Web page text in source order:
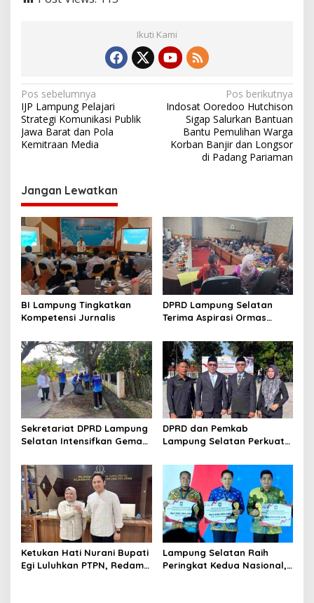
Ikuti Kami
N
a
v
a
s
i
p
o
s
Pos sebelumnya
IJP Lampung Pelajari
Strategi Komunikasi Publik
Jawa Barat dan Pola
Kemitraan Media
Pos berikutnya
Indosat Ooredoo Hutchison
Sigap Salurkan Bantuan
Bantu Pemulihan Warga
Korban Banjir dan Longsor
di Padang Pariaman
Jangan Lewatkan
BI Lampung Tingkatkan
Kompetensi Jurnalis
DPRD Lampung Selatan
Terima Aspirasi Ormas
Sekretariat DPRD Lampung
Selatan Intensifkan Gema
DPRD dan Pemkab
Lampung Selatan Perkuat
pada Hari Lahir Pancasila
Ketukan Hati Nurani Bupati
Egi Luluhkan PTPN, Redam
Lampung Selatan Raih
Peringkat Kedua Nasional,